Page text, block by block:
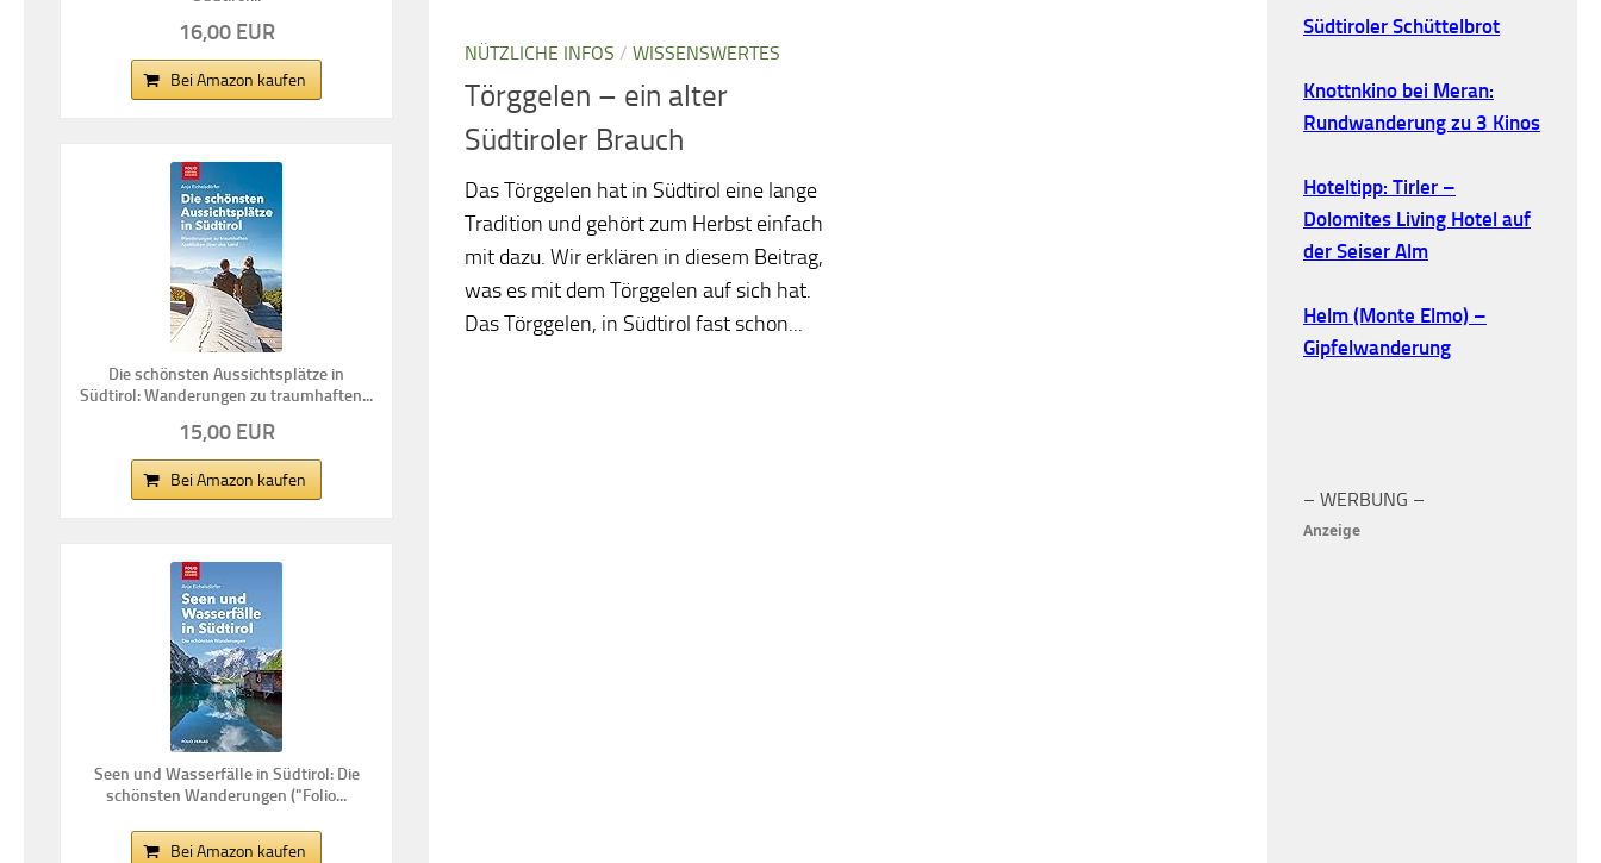
NÜTZLICHE INFOS / WISSENSWERTES
Törggelen – ein alter
Südtiroler Brauch
Das Törggelen hat in Südtirol eine lange
Tradition und gehört zum Herbst einfach
mit dazu. Wir erklären in diesem Beitrag,
was es mit dem Törggelen auf sich hat.
Das Törggelen, in Südtirol fast schon...
16,00 EUR
Bei Amazon kaufen
Die schönsten Aussichtsplätze in
Südtirol: Wanderungen zu traumhaften...
15,00 EUR
Bei Amazon kaufen
Seen und Wasserfälle in Südtirol: Die
schönsten Wanderungen ("Folio...
Bei Amazon kaufen
Südtiroler Schüttelbrot
Knottnkino bei Meran:
Rundwanderung zu 3 Kinos
Hoteltipp: Tirler –
Dolomites Living Hotel auf
der Seiser Alm
Helm (Monte Elmo) –
Gipfelwanderung
– WERBUNG –
Anzeige